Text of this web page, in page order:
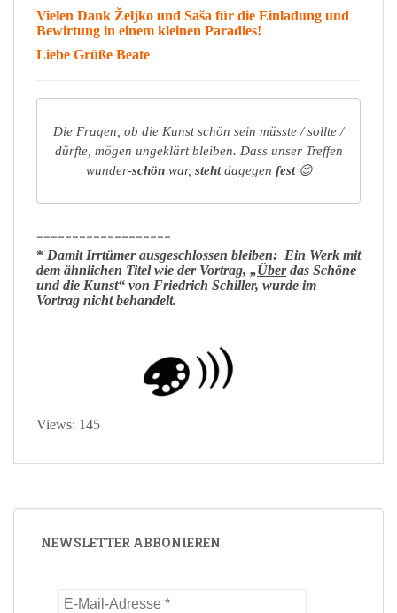
Vielen Dank Željko und Saša für die Einladung und
Bewirtung in einem kleinen Paradies!
Liebe Grüße Beate
Die Fragen, ob die Kunst schön sein müsste / sollte /
dürfte, mögen ungeklärt bleiben. Dass unser Treffen
wunder-schönwar, stehtdagegen fest😉
___________________
* Damit Irrtümer ausgeschlossen bleiben: Ein Werk mit
dem ähnlichen Titelwie der Vortrag, „Überdas Schöne
und die Kunst“ von Friedrich Schiller, wurde im
Vortrag nichtbehandelt.
Views: 145
NEWSLETTER ABBONIEREN